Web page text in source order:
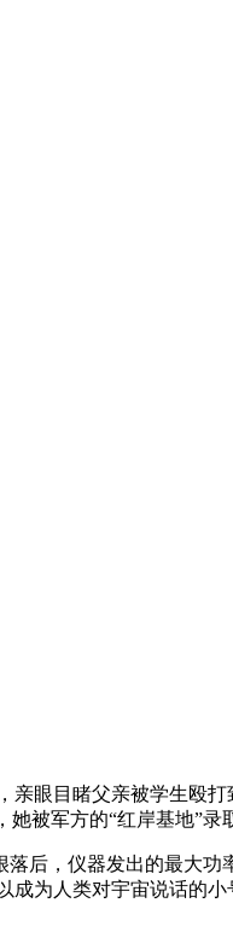
眼目睹父亲被学生殴
被军方的“红岸基地”录
后，仪器发出的最大
为人类对宇宙说话的